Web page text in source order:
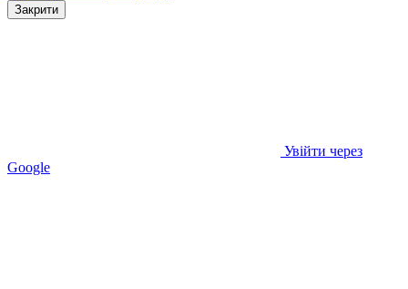
Закрити
Увійти через
Google